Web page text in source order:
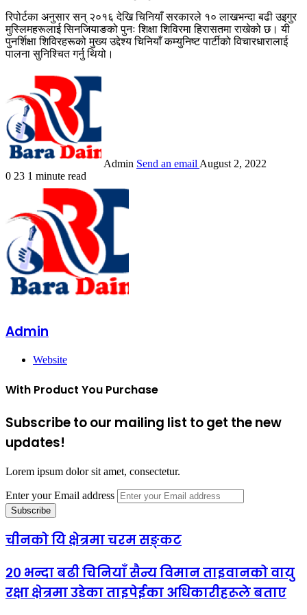
रिपोर्टका अनुसार सन् २०१६ देखि चिनियाँ सरकारले १० लाखभन्दा बढी उइगुर
मुस्लिमहरूलाई सिनजियाङको पुनः शिक्षा शिविरमा हिरासतमा राखेको छ। यी
पुनर्शिक्षा शिविरहरूको मुख्य उद्देश्य चिनियाँ कम्युनिष्ट पार्टीको विचारधारालाई
पालना सुनिश्चित गर्नु थियो।
Admin Send an email August 2, 2022
0 23 1 minute read
Admin
Website
With Product You Purchase
Subscribe to our mailing list to get the new
updates!
Lorem ipsum dolor sit amet, consectetur.
Enter your Email address
चीनको यि क्षेत्रमा चरम सङ्कट
२० भन्दा बढी चिनियाँ सैन्य विमान ताइवानको वायु
रक्षा क्षेत्रमा उडेका ताइपेईका अधिकारीहरूले बताए